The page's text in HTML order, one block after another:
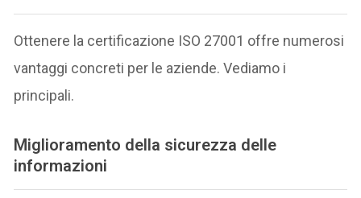
Ottenere la certificazione ISO 27001 offre numerosi
vantaggi concreti per le aziende. Vediamo i
principali.
Miglioramento della sicurezza delle
informazioni